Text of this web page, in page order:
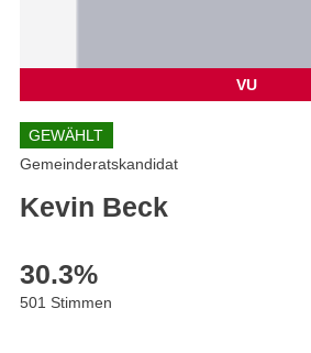
VU
GEWÄHLT
Gemeinderatskandidat
Kevin Beck
30.3%
501 Stimmen